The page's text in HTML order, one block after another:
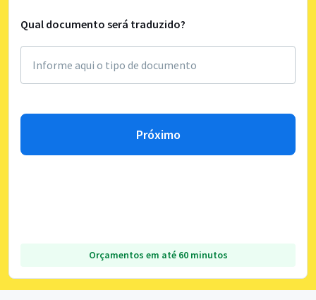
Qual documento será traduzido?
Próximo
Orçamentos em até 60 minutos